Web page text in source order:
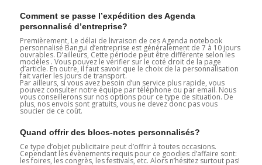
Comment se passe l’expédition des Agenda
personnalisé d’entreprise?
Premièrement, Le délai de livraison de ces Agenda notebook
personnalisé Bangui d’entreprise est généralement de 7 à 10 jours
ouvrables. D’ailleurs, Cette période peut être différente selon les
modèles . Vous pouvez le vérifier sur le coté droit de la page
d’article. En outre, il faut savoir que le choix de la personnalisation
fait varier les jours de transport.
Par ailleurs, si vous avez besoin d’un service plus rapide, vous
pouvez consulter notre équipe par téléphone ou par email. Nous
vous conseillerons sur nos options pour ce type de situation. De
plus, nos envois sont gratuits, vous ne devez donc pas vous
soucier de ce coût.
Quand offrir des blocs-notes personnalisés?
Ce type d’objet publicitaire peut d’offrir à toutes occasions.
Cependant les évènements requis pour ce goodies d’affaire sont:
les foires, les congrès, les festivals, etc. Alors n’hésitez surtout pas!